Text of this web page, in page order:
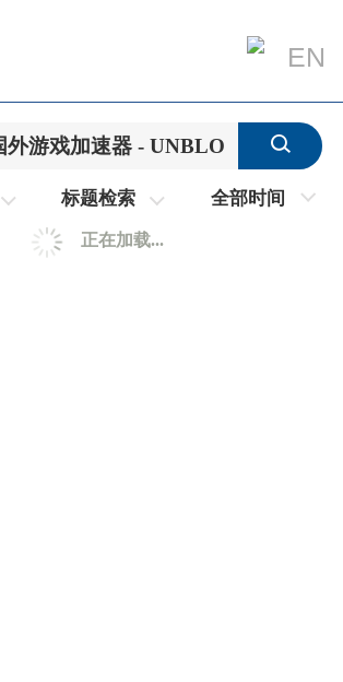
EN
标题检索 全部时间
正在加载...